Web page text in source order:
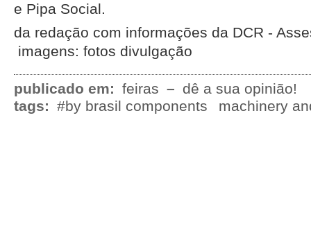
e Pipa Social.
da redação com informações da DCR -
imagens: fotos divulgação
publicado em: feiras – dê a sua opinião!
tags: #by brasil components machinery